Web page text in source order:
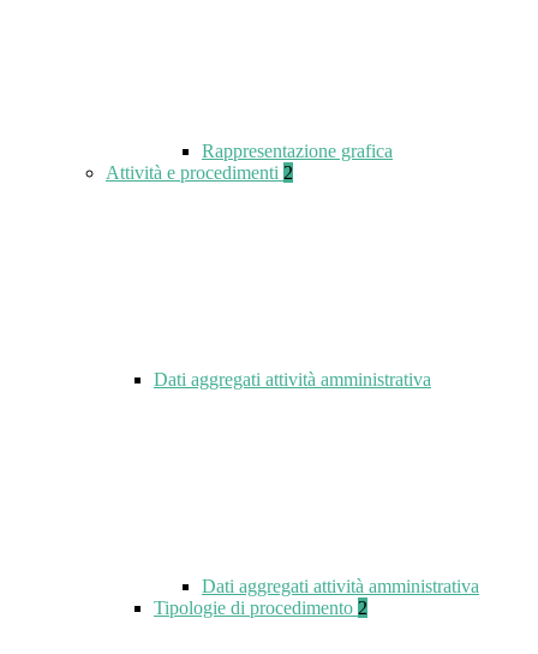
Rappresentazione grafica
Attività e procedimenti 2
Dati aggregati attività amministrativa
Dati aggregati attività amministrativa
Tipologie di procedimento 2